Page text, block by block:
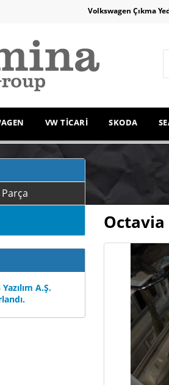
Volkswagen Çıkma
VW TİCARİ SKODA
Parça
A.Ş.
Octavia